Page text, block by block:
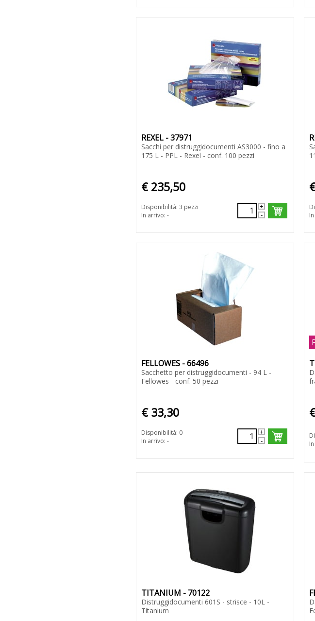
REXEL - 37971
Sacchi per distruggidocumenti AS3000 - fino a
175 L - PPL - Rexel - conf. 100 pezzi
€ 235,50
Disponibilità: 3 pezzi
In arrivo: -
FELLOWES - 66496
Sacchetto per distruggidocumenti - 94 L -
Fellowes - conf. 50 pezzi
€ 33,30
Disponibilità: 0
In arrivo: -
TITANIUM - 70122
Distruggidocumenti 601S - strisce - 10L -
Titanium